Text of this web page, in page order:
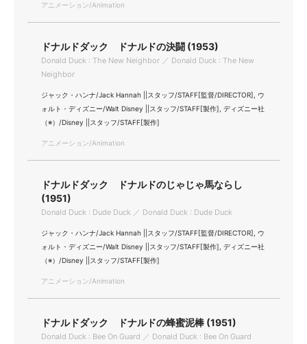
アニメーション/Animation
ドナルドダック ドナルドの決闘 (1953)
Donald Duck : The New Neighbor ／ Donald Duck : The New
Neighbor
ジャック・ハンナ/Jack Hannah ||スタッフ/STAFF[監督/DIRECTOR], ウ
ォルト・ディズニー/Walt Disney ||スタッフ/STAFF[製作], ディズニー社
（※）/Disney ||スタッフ/STAFF[製作]
アニメーション/Animation
ドナルドダック ドナルドのじゃじゃ馬ならし
(1951)
Donald Duck : Dude Duck ／ Donald Duck : Dude Duck
ジャック・ハンナ/Jack Hannah ||スタッフ/STAFF[監督/DIRECTOR], ウ
ォルト・ディズニー/Walt Disney ||スタッフ/STAFF[製作], ディズニー社
（※）/Disney ||スタッフ/STAFF[製作]
アニメーション/Animation
ドナルドダック ドナルドの蜂蜜泥棒 (1951)
Donald Duck : Bee On Guard ／ Donald Duck : Bee On Guard